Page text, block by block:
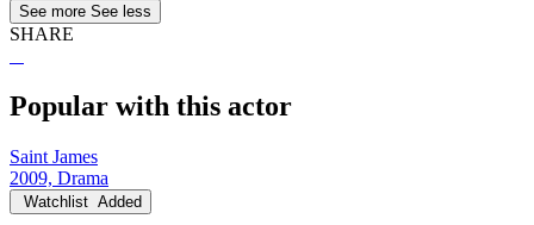
See more See less
SHARE
Popular with this actor
Saint James
2009, Drama
Watchlist Added